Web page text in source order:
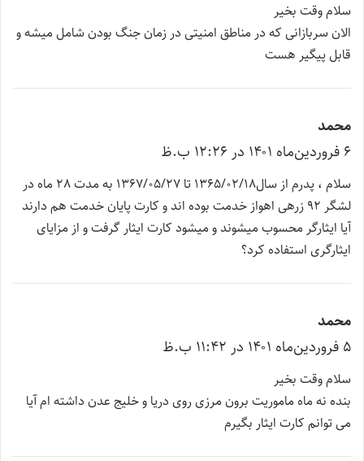
ت
:
سلام وقت بخیر
الان سربازانی که در مناطق امنیتی در زمان جنگ بودن شامل میشه و
قابل پیگیر هست
محمد
ف
ت
:
۶ فروردین‌ماه ۱۴۰۱ در ۱۲:۲۶ ب.ظ
سلام ، پدرم از سال1365/02/18 تا 1367/05/27 به مدت 28 ماه در
لشگر 92 زرهی اهواز خدمت بوده اند و کارت پایان خدمت هم دارند
آیا ایثارگر محسوب میشوند و میشود کارت ایثار گرفت و از مزایای
ایثارگری استفاده کرد؟
محمد
ف
ت
:
۵ فروردین‌ماه ۱۴۰۱ در ۱۱:۴۲ ب.ظ
سلام وقت بخیر
بنده نه ماه ماموریت برون مرزی روی دریا و خلیج عدن داشته ام آیا
می توانم کارت ایثار بگیرم